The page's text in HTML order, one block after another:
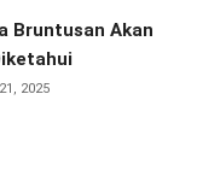
Bruntusan Akan
2025